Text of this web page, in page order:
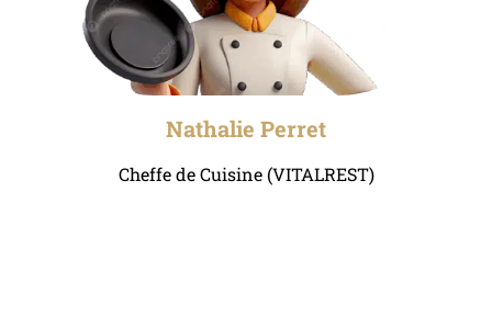
Nathalie Perret
Cheffe de Cuisine (VITALREST)